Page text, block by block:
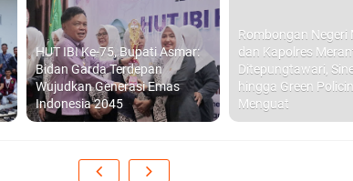
HUT IBI Ke-75, Bupati Asmar:
Bidan Garda Terdepan
Wujudkan Generasi Emas
Indonesia 2045
Rombongan Negeri
dan Kapolres
Ditepungtawari,
hingga Green
Menguat